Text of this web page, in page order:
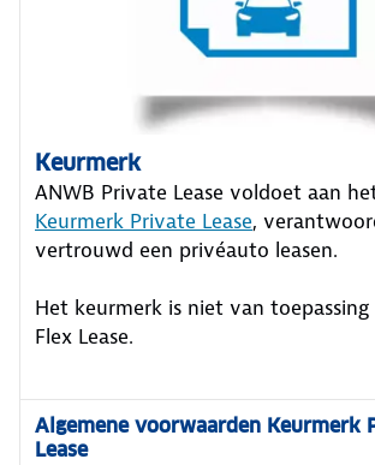
Keurmerk
ANWB Private Lease voldoet aan
Keurmerk Private Lease,
vertrouwd een privéauto leasen.
Het keurmerk is niet van toepassing
Flex Lease.
Algemene voorwaarden Keurmerk
Lease